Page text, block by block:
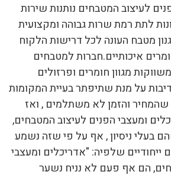
לעיצוב המטבחים נותנות שירות
לתת רמת שרות גבוהה ומקצועית
מטבח העונה לכל דרישות הלקוח
איכותיים.חברות למטבחים
מגוון חומרים ופרזולים
על מנת שתיפתר בעיית המקומות
והזמן לא משתלמים , ואז
ומעצבי הפנים לעיצוב המטבחים,
בעלי ניסיון , אף על פי שזה נשמע
ייחודיים שלפיה: "אדריכלים ומעצבי
הם אף פעם לא נניח נשער